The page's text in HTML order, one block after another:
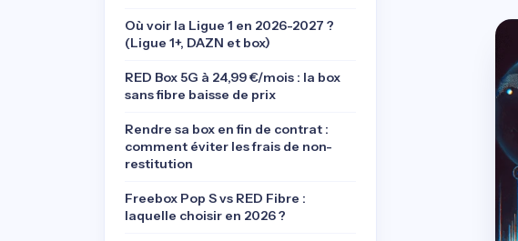
Où voir la Ligue 1 en 2026-2027 ?
(Ligue 1+, DAZN et box)
RED Box 5G à 24,99 €/mois : la box
sans fibre baisse de prix
Rendre sa box en fin de contrat :
comment éviter les frais de non-
restitution
Freebox Pop S vs RED Fibre :
laquelle choisir en 2026 ?